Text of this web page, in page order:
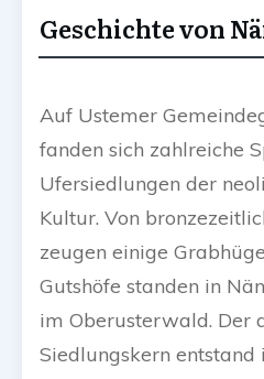
Geschichte von
Auf Ustemer
fanden sich zahlreiche
Ufersiedlungen der
Kultur. Von
zeugen einige
Gutshöfe standen in
im Oberusterwald. Der
Siedlungskern